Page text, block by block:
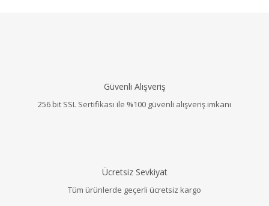
Güvenli Alışveriş
256 bit SSL Sertifikası ile %100 güvenli alışveriş imkanı
Ücretsiz Sevkiyat
Tüm ürünlerde geçerli ücretsiz kargo